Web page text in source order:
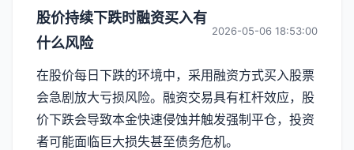
页
股价持续下跌时融资买入有
什么风险
2026-05-06 18:53:00
在股价每日下跌的环境中，采用融资方式买入股票
会急剧放大亏损风险。融资交易具有杠杆效应，股
价下跌会导致本金快速侵蚀并触发强制平仓，投资
者可能面临巨大损失甚至债务危机。